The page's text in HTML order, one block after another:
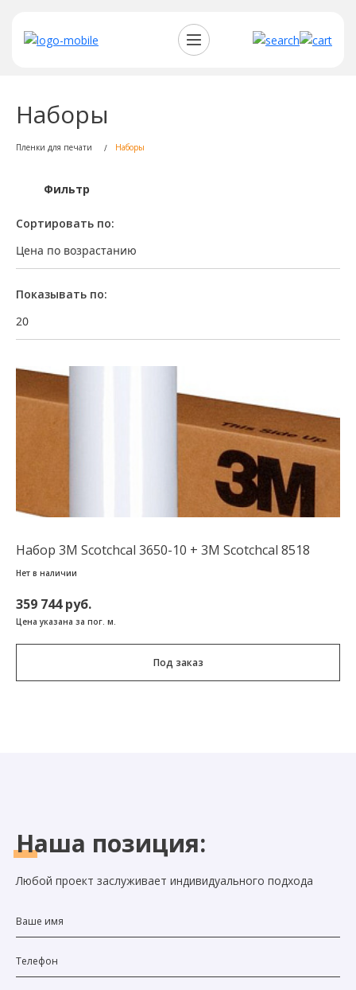
Наборы
Пленки для печати Наборы
Фильтр
Сортировать по:
Цена по возрастанию
Показывать по:
20
Набор 3M Scotchcal 3650-10 + 3M Scotchcal 8518
Нет в наличии
359 744 руб.
Цена указана за пог. м.
Под заказ
Наша позиция:
Любой проект заслуживает индивидуального подхода